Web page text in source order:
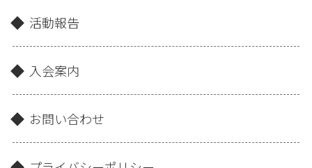
活動報告
入会案内
お問い合わせ